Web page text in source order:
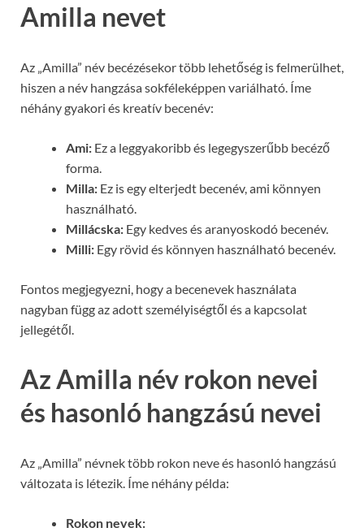
Amilla nevet
Az „Amilla” név becézésekor több lehetőség is felmerülhet,
hiszen a név hangzása sokféleképpen variálható. Íme
néhány gyakori és kreatív becenév:
Ami: Ez a leggyakoribb és legegyszerűbb becéző
forma.
Milla: Ez is egy elterjedt becenév, ami könnyen
használható.
Millácska: Egy kedves és aranyoskodó becenév.
Milli: Egy rövid és könnyen használható becenév.
Fontos megjegyezni, hogy a becenevek használata
nagyban függ az adott személyiségtől és a kapcsolat
jellegétől.
Az Amilla név rokon nevei
és hasonló hangzású nevei
Az „Amilla” névnek több rokon neve és hasonló hangzású
változata is létezik. Íme néhány példa:
Rokon nevek: